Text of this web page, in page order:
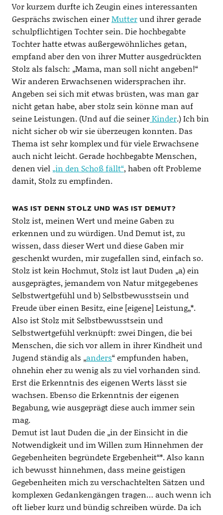
Vor kurzem durfte ich Zeugin eines interessanten
Gesprächs zwischen einerMutterund ihrer gerade
schulpflichtigen Tochter sein. Die hochbegabte
Tochter hatte etwas außergewöhnliches getan,
empfand aber den von ihrer Mutter ausgedrückten
Stolz als falsch: „Mama, man soll nicht angeben!“
Wir anderen Erwachsenen widersprachen ihr.
Angeben sei sich mit etwas brüsten, was man gar
nicht getan habe, aber stolz sein könne man auf
seine Leistungen. (Und auf die seinerKinder.) Ich bin
nicht sicher ob wir sie überzeugen konnten. Das
Thema ist sehr komplex und für viele Erwachsene
auch nicht leicht. Gerade hochbegabte Menschen,
denen viel „in den Schoß fällt“, haben oft Probleme
damit, Stolz zu empfinden.
WAS IST DENN STOLZ UND WAS IST DEMUT?
Stolz ist, meinen Wert und meine Gaben zu
erkennen und zu würdigen. Und Demut ist, zu
wissen, dass dieser Wert und diese Gaben mir
geschenkt wurden, mir zugefallen sind, einfach so.
Stolz ist kein Hochmut, Stolz ist laut Duden „a) ein
ausgeprägtes, jemandem von Natur mitgegebenes
Selbstwertgefühl und b) Selbstbewusstsein und
Freude über einen Besitz, eine [eigene] Leistung„*.
Also ist Stolz mit Selbstbewusstsein und
Selbstwertgefühl verknüpft: zwei Dingen, die bei
Menschen, die sich vor allem in ihrer Kindheit und
Jugend ständig als „anders“ empfunden haben,
ohnehin eher zu wenig als zu viel vorhanden sind.
Erst die Erkenntnis des eigenen Werts lässt sie
wachsen. Ebenso die Erkenntnis der eigenen
Begabung, wie ausgeprägt diese auch immer sein
mag.
Demut ist laut Duden die „in der Einsicht in die
Notwendigkeit und im Willen zum Hinnehmen der
Gegebenheiten begründete Ergebenheit“*. Also kann
ich bewusst hinnehmen, dass meine geistigen
Gegebenheiten mich zu verschachtelten Sätzen und
komplexen Gedankengängen tragen… auch wenn ich
oft lieber kurz und bündig schreiben würde. Da ich